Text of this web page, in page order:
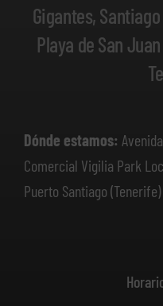
Gigantes,
Playa de San
Dónde estamos:
Comercial Vigilia Park
Puerto Santiago (Tenerife)